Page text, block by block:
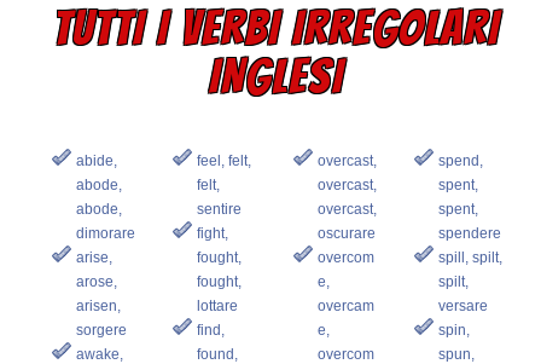
TUTTI I VERBI IRREGOLARI
INGLESI
abide,
abode,
abode,
dimorare
arise,
arose,
arisen,
sorgere
awake,
feel, felt,
felt,
sentire
fight,
fought,
fought,
lottare
find,
found,
overcast,
overcast,
overcast,
oscurare
overcom
e,
overcam
e,
overcom
spend,
spent,
spent,
spendere
spill, spilt,
spilt,
versare
spin,
spun,